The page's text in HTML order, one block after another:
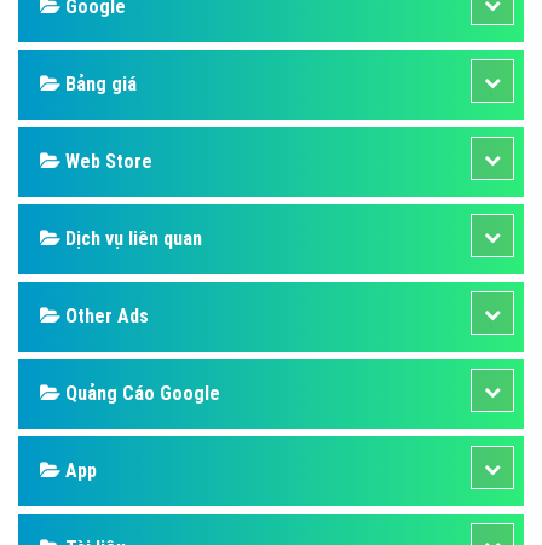
Design
SEO
Banner
Facebook
Google